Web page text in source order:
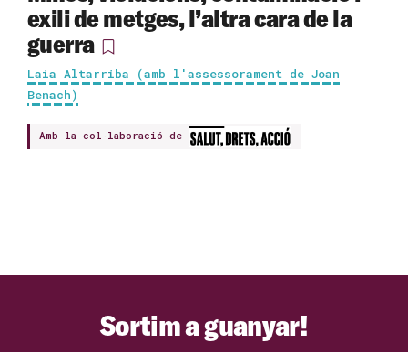
exili de metges, l’altra cara de la
guerra
Laia Altarriba (amb l'assessorament de Joan
Benach)
Amb la col·laboració de
Sortim a guanyar!